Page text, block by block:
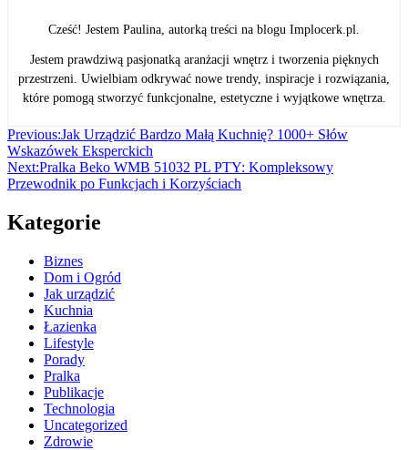
Cześć! Jestem Paulina, autorką treści na blogu Implocerk.pl.
Jestem prawdziwą pasjonatką aranżacji wnętrz i tworzenia pięknych
przestrzeni. Uwielbiam odkrywać nowe trendy, inspiracje i rozwiązania,
które pomogą stworzyć funkcjonalne, estetyczne i wyjątkowe wnętrza.
Nawigacja
wpisu
Previous:Jak Urządzić Bardzo Małą Kuchnię? 1000+ Słów
Wskazówek Eksperckich
Next:Pralka Beko WMB 51032 PL PTY: Kompleksowy
Przewodnik po Funkcjach i Korzyściach
Kategorie
Biznes
Dom i Ogród
Jak urządzić
Kuchnia
Łazienka
Lifestyle
Porady
Pralka
Publikacje
Technologia
Uncategorized
Zdrowie